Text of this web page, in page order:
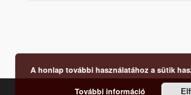
A honlap további használatához a sütik
További információ